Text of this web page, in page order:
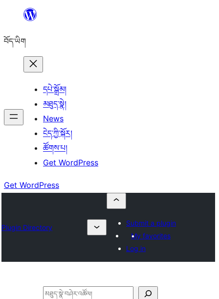
content
བོད་ཡིག
དཔེ་སྒྲོམ།
མཐུད་སྣེ།
News
ངེད་ཀྱི་སྐོར།
ཚོགས་པ།
Get WordPress
Get WordPress
Plugin Directory
Submit a plugin
My favorites
Log in
བཤེར་